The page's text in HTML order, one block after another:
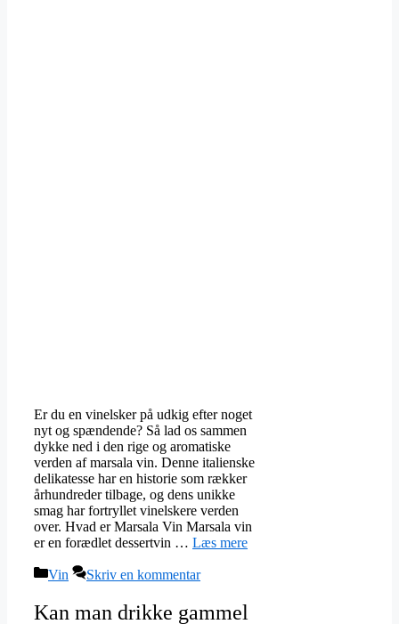
Er du en vinelsker på udkig efter noget
nyt og spændende? Så lad os sammen
dykke ned i den rige og aromatiske
verden af marsala vin. Denne italienske
delikatesse har en historie som rækker
århundreder tilbage, og dens unikke
smag har fortryllet vinelskere verden
over. Hvad er Marsala Vin Marsala vin
er en forædlet dessertvin … Læs mere
Kategorier
Vin Skriv en kommentar
Kan man drikke gammel